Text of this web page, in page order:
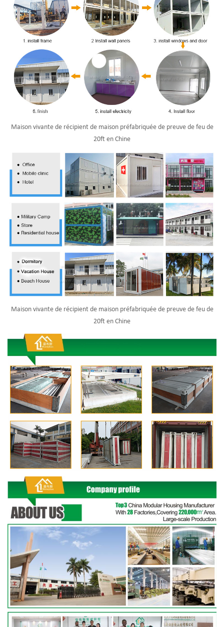
Maison vivante de récipient de maison préfabriquée de preuve de feu de
20ft en Chine
Maison vivante de récipient de maison préfabriquée de preuve de feu de
20ft en Chine